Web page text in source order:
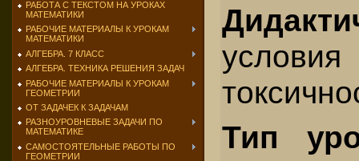
РАБОТА С ТЕКСТОМ НА УРОКАХ
МАТЕМАТИКИ
РАБОЧИЕ МАТЕРИАЛЫ К УРОКАМ
МАТЕМАТИКИ
АЛГЕБРА. 7 КЛАСС
АЛГЕБРА. ТЕХНИКА РЕШЕНИЯ ЗАДАЧ
РАБОЧИЕ МАТЕРИАЛЫ К УРОКАМ
ГЕОМЕТРИИ
ОТ ЗАДАЧЕК К ЗАДАЧАМ
РАЗНОУРОВНЕВЫЕ ЗАДАЧИ ПО
МАТЕМАТИКЕ
САМОСТОЯТЕЛЬНЫЕ РАБОТЫ ПО
ГЕОМЕТРИИ
Тип